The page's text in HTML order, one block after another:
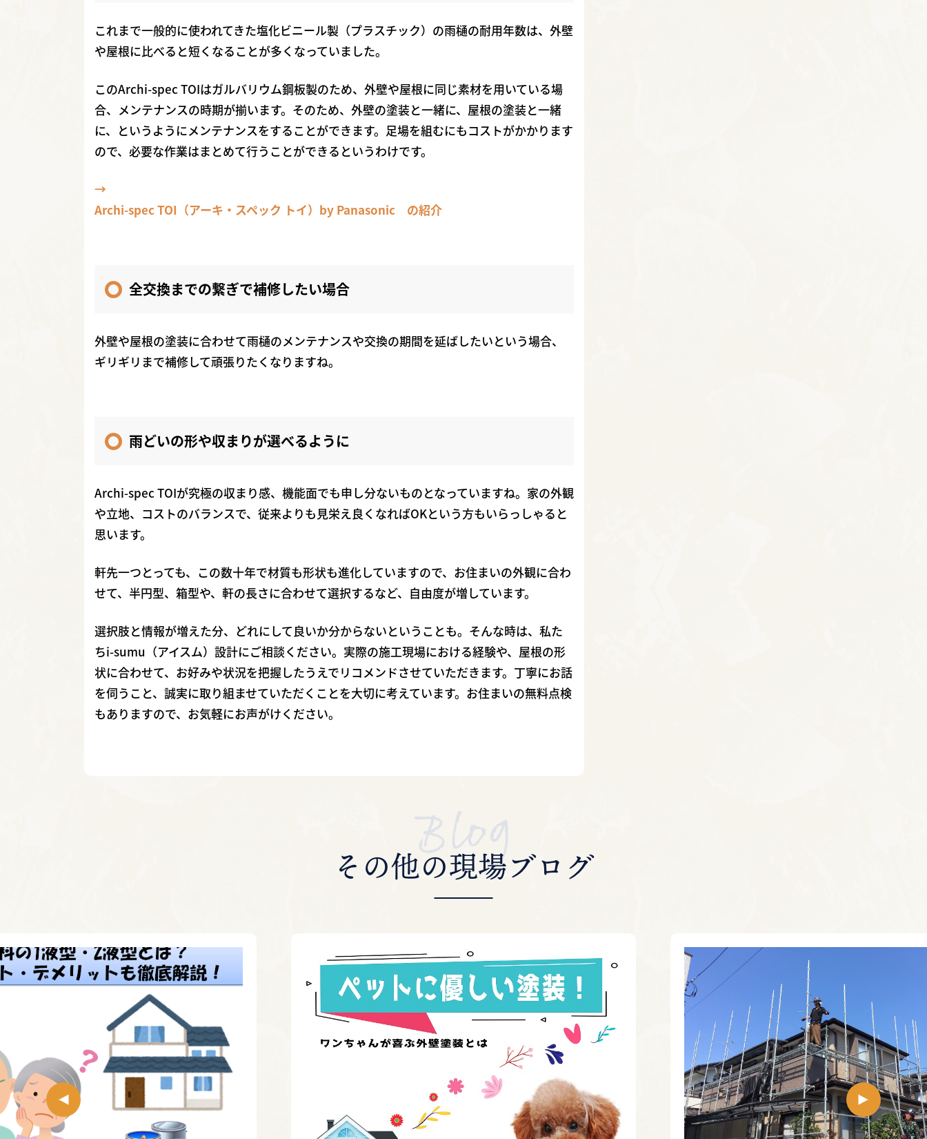
これまで一般的に使われてきた塩化ビニール製（プラスチック）の雨樋の耐用年数は、外壁
や屋根に比べると短くなることが多くなっていました。
このArchi-spec TOIはガルバリウム鋼板製のため、外壁や屋根に同じ素材を用いている場
合、メンテナンスの時期が揃います。そのため、外壁の塗装と一緒に、屋根の塗装と一緒
に、というようにメンテナンスをすることができます。足場を組むにもコストがかかります
ので、必要な作業はまとめて行うことができるというわけです。
Archi-spec TOI（アーキ・スペック トイ）by Panasonic​ の紹介
全交換までの繋ぎで補修したい場合
外壁や屋根の塗装に合わせて雨樋のメンテナンスや交換の期間を延ばしたいという場合、
ギリギリまで補修して頑張りたくなりますね。
雨どいの形や収まりが選べるように
Archi-spec TOIが究極の収まり感、機能面でも申し分ないものとなっていますね。家の外観
や立地、コストのバランスで、従来よりも見栄え良くなればOKという方もいらっしゃると
思います。
軒先一つとっても、この数十年で材質も形状も進化していますので、お住まいの外観に合わ
せて、半円型、箱型や、軒の長さに合わせて選択するなど、自由度が増しています。
選択肢と情報が増えた分、どれにして良いか分からないということも。そんな時は、私た
ちi-sumu（アイスム）設計にご相談ください。実際の施工現場における経験や、屋根の形
状に合わせて、お好みや状況を把握したうえでリコメンドさせていただきます。丁寧にお話
を伺うこと、誠実に取り組ませていただくことを大切に考えています。お住まいの無料点検
もありますので、お気軽にお声がけください。
その他の現場ブログ